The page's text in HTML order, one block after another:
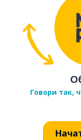
Говори так,